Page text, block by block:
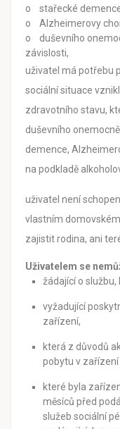
o stařecké
o Alzheimerovy
o duševního
závislosti,
uživatel má potřebu
sociální situace
zdravotního stavu,
duševního
demence,
na podkladě
uživatel není
vlastním
zajistit rodina, ani
Uživatelem se
žádající o
vyžadující
zařízení,
která z důvodů
pobytu v
které byla
měsíců před
služeb sociální